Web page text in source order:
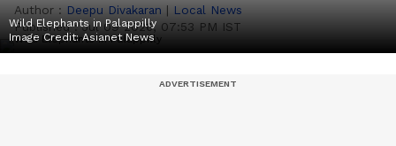
Author : Deepu Divakaran | Local News
Published :Jul 09 2026, 07:53 PM IST
Wild Elephants in Palappilly
Image Credit:Asianet News